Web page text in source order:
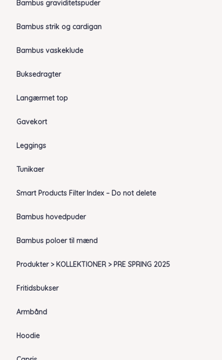
Bambus graviditetspuder
Bambus strik og cardigan
Bambus vaskeklude
Buksedragter
Langærmet top
Gavekort
Leggings
Tunikaer
Smart Products Filter Index – Do not delete
Bambus hovedpuder
Bambus poloer til mænd
Produkter > KOLLEKTIONER > PRE SPRING 2025
Fritidsbukser
Armbånd
Hoodie